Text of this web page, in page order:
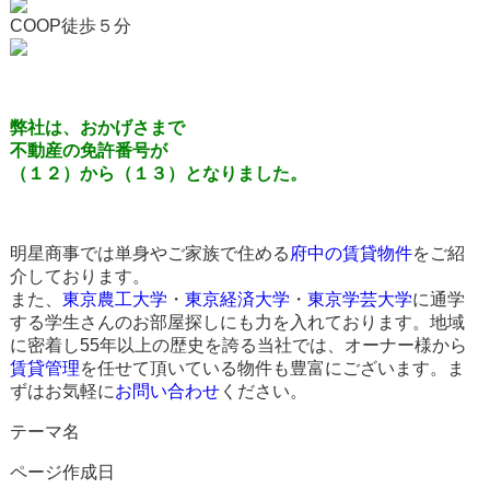
COOP徒歩５分
弊社は、おかげさまで
不動産の免許番号が
（１２）から（１３）となりました。
明星商事では単身やご家族で住める 府中の賃貸物件をご紹
介しております。
また、 東京農工大学 ・ 東京経済大学 ・ 東京学芸大学に通学
する学生さんのお部屋探しにも力を入れております。地域
に密着し55年以上の歴史を誇る当社では、オーナー様から
賃貸管理を任せて頂いている物件も豊富にございます。ま
ずはお気軽にお問い合わせください。
テーマ名
ページ作成日